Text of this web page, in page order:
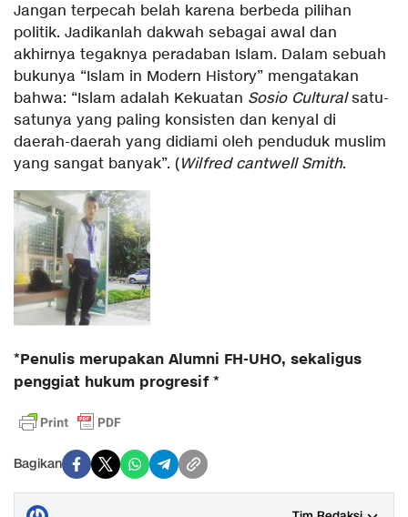
Jangan terpecah belah karena berbeda pilihan
politik. Jadikanlah dakwah sebagai awal dan
akhirnya tegaknya peradaban Islam. Dalam sebuah
bukunya “Islam in Modern History” mengatakan
bahwa: “Islam adalah Kekuatan Sosio Culturalsatu-
satunya yang paling konsisten dan kenyal di
daerah-daerah yang didiami oleh penduduk muslim
yang sangat banyak”. (Wilfred cantwell Smith.
*Penulis merupakan Alumni FH-UHO, sekaligus
penggiat hukum progresif *
Bagikan